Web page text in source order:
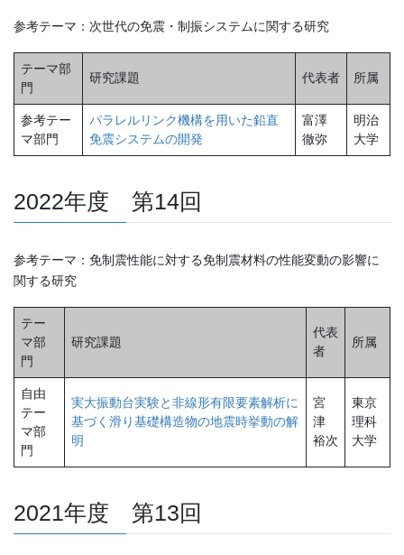
参考テーマ：次世代の免震・制振システムに関する研究
テーマ部
門
研究課題 代表者 所属
参考テー
マ部門
パラレルリンク機構を用いた鉛直
免震システムの開発
富澤
徹弥
明治
大学
2022年度 第14回
参考テーマ：免制震性能に対する免制震材料の性能変動の影響に
関する研究
テー
マ部
門
研究課題
代表
者
所属
自由
テー
マ部
門
実大振動台実験と非線形有限要素解析に
基づく滑り基礎構造物の地震時挙動の解
明
宮
津
裕次
東京
理科
大学
2021年度 第13回